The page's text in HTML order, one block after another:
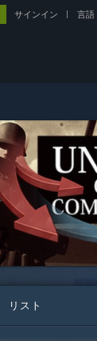
サインイン 言語
リスト